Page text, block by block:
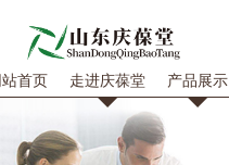
首页 走进庆葆堂 产品展示